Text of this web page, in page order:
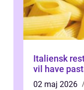
Italiensk
vil have
02 maj 2026